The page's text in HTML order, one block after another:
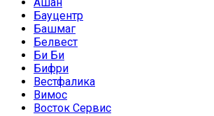
Бауцентр
Башмаг
Белвест
Би Би
Бифри
Вестфалика
Вимос
Восток Сервис